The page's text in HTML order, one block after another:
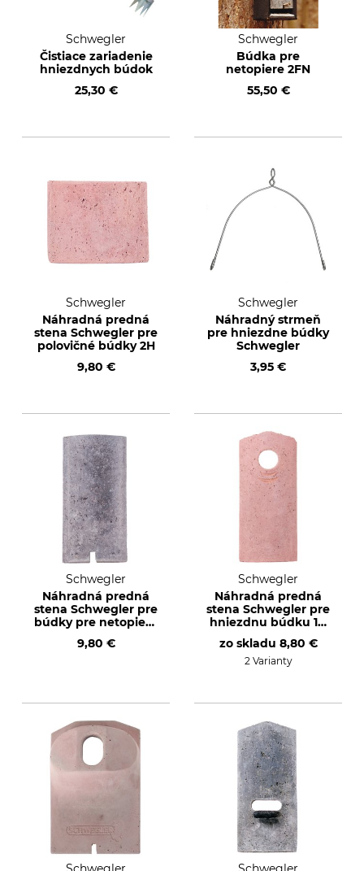
Schwegler
Čistiace zariadenie
hniezdnych búdok
25,30 €
Schwegler
Búdka pre
netopiere 2FN
55,50 €
Schwegler
Náhradná predná
stena Schwegler pre
polovičné búdky 2H
9,80 €
Schwegler
Náhradný strmeň
pre hniezdne búdky
Schwegler
3,95 €
Schwegler
Náhradná predná
stena Schwegler pre
búdky pre netopiere
9,80 €
Schwegler
Náhradná predná
stena Schwegler pre
hniezdnu búdku 1B
a 2M s letovým
otvorom 32 mm
zo skladu 8,80 €
2 Varianty